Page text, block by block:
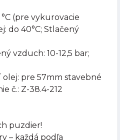
°C (pre vykurovacie
do 40°C; Stlačený
vzduch: 10-12,5 bar;
olej: pre 57mm stavebné
č.: Z-38.4-212
puzdier!
– každá podľa